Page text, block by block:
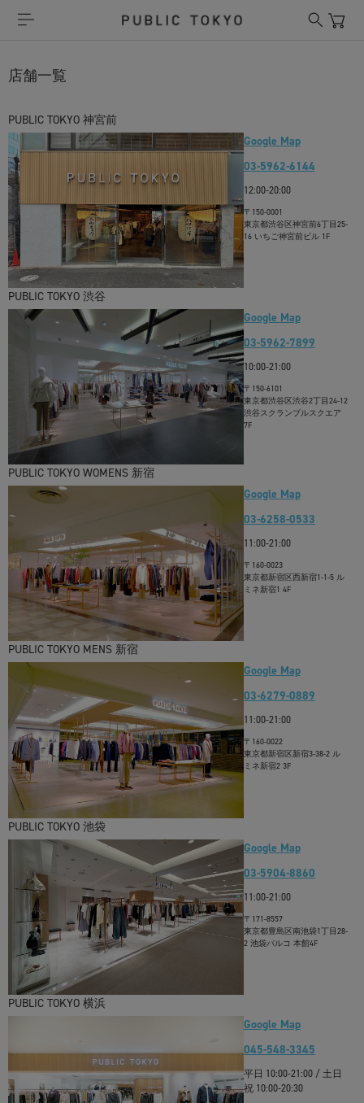
店舗一覧
PUBLIC TOKYO 神宮前
Google Map
03-5962-6144
12:00-20:00
〒150-0001
東京都渋谷区神宮前6丁目25-
16 いちご神宮前ビル 1F
PUBLIC TOKYO 渋谷
Google Map
03-5962-7899
10:00-21:00
〒150-6101
東京都渋谷区渋谷2丁目24-12
渋谷スクランブルスクエア
7F
PUBLIC TOKYO WOMENS 新宿
Google Map
03-6258-0533
11:00-21:00
〒160-0023
東京都新宿区西新宿1-1-5 ル
ミネ新宿1 4F
PUBLIC TOKYO MENS 新宿
Google Map
03-6279-0889
11:00-21:00
〒160-0022
東京都新宿区新宿3-38-2 ル
ミネ新宿2 3F
PUBLIC TOKYO 池袋
Google Map
03-5904-8860
11:00-21:00
〒171-8557
東京都豊島区南池袋1丁目28-
2 池袋パルコ 本館4F
PUBLIC TOKYO 横浜
Google Map
045-548-3345
平日 10:00-21:00 / 土日
祝 10:00-20:30